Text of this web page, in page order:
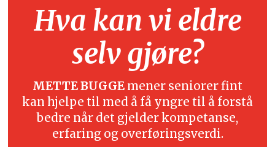
Hva kan vi eldre
selv gjøre?
METTE BUGGE mener seniorer fint
kan hjelpe til med å få yngre til å forstå
bedre når det gjelder kompetanse,
erfaring og overføringsverdi.